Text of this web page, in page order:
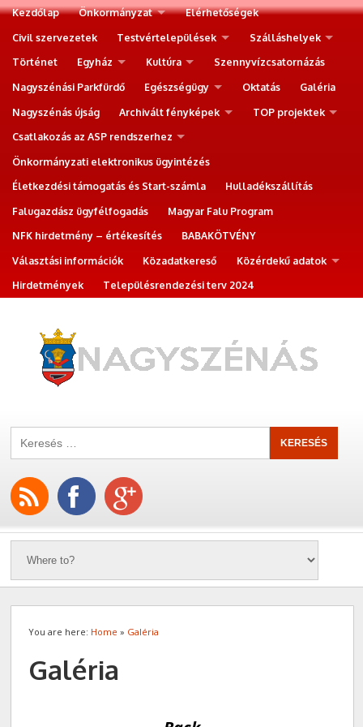
Kezdőlap Önkormányzat
Elérhetőségek
Civil szervezetek
Testvértelepülések
Szálláshelyek
Történet
Egyház Kultúra
Szennyvízcsatornázás
Nagyszénási Parkfürdő
Egészségügy Oktatás
Galéria
Nagyszénás újság
Archivált fényképek
TOP projektek
Csatlakozás az ASP rendszerhez
Önkormányzati elektronikus ügyintézés
Életkezdési támogatás és Start-számla
Hulladékszállítás
Falugazdász ügyfélfogadás
Magyar Falu Program
NFK hirdetmény – értékesítés
BABAKÖTVÉNY
Választási információk
Közadatkereső
Közérdekű adatok
Hirdetmények
Településrendezési terv 2024
You are here: Home » Galéria
Galéria